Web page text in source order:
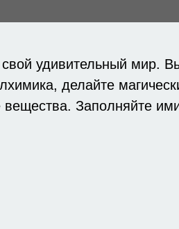
удивительный мир.
делайте
вещества. Заполняйте